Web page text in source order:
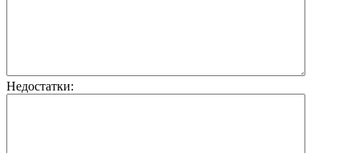
Недостатки: